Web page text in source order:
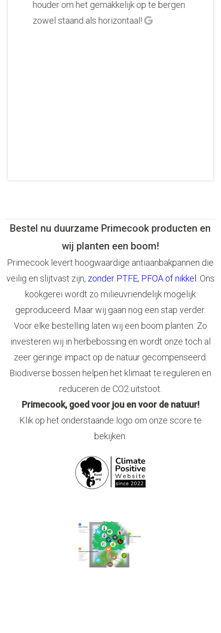
houder om het gemakkelijk op te bergen
zowel staand als horizontaal!
Bestel nu duurzame Primecook producten en
wij planten een boom!
Primecook levert hoogwaardige antiaanbakpannen die
veilig en slijtvast zijn, zonder PTFE, PFOA of nikkel . Ons
kookgerei wordt zo milieuvriendelijk mogelijk
geproduceerd. Maar wij gaan nog een stap verder.
Voor elke bestelling laten wij een boom planten. Zo
investeren wij in herbebossing en wordt onze toch al
zeer geringe impact op de natuur gecompenseerd.
Biodiverse bossen helpen het klimaat te reguleren en
reduceren de CO2 uitstoot.
Primecook, goed voor jou en voor de natuur!
Klik op het onderstaande logo om onze score te
bekijken.